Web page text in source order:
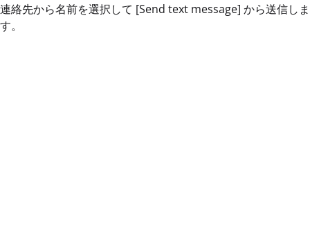
連絡先から名前を選択して [Send text message] から送信しま
す。